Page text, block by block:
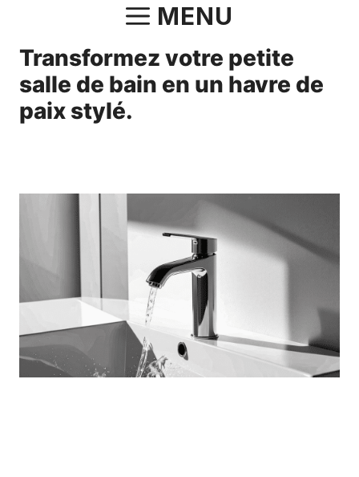
contenu
MENU
Transformez votre petite
salle de bain en un havre de
paix stylé.